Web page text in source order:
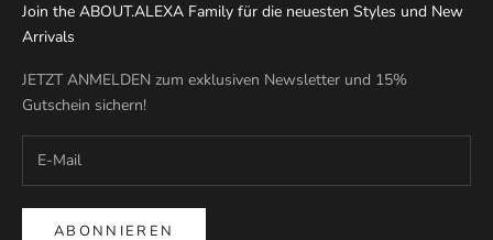
Join the ABOUT.ALEXA Family für die neuesten Styles und New
Arrivals
JETZT ANMELDEN zum exklusiven Newsletter und 15%
Gutschein sichern!
ABONNIEREN